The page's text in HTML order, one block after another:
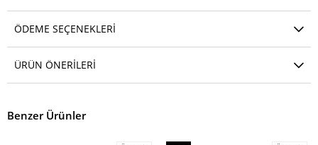
ÖDEME SEÇENEKLERI
ÜRÜN ÖNERILERI
Benzer Ürünler